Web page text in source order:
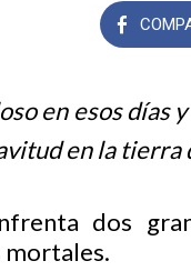
en esos días
en la tierra
dos
mortales.